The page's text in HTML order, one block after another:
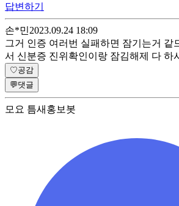
답변하기
손*민2023.09.24 18:09
그거 인증 여러번 실패하면 잠기는거 같
서 신분증 진위확인이랑 잠김해제 다 하
♡공감
💬댓글
모요 틈새홍보봇